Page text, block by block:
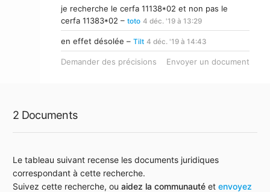
je recherche le cerfa 11138*02 et non pas le
cerfa 11383*02 – toto 4 déc. '19 à 13:29
en effet désolée – Tilt 4 déc. '19 à 14:43
Demander des précisions Envoyer un document
2 Documents
Le tableau suivant recense les documents juridiques
correspondant à cette recherche.
Suivez cette recherche, ou aidez la communauté et envoyez